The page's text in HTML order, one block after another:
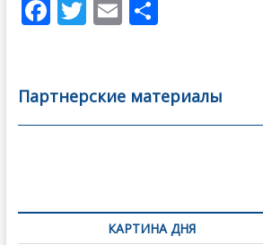
F
b
o
T
er
E
l
О
а
в
Партнерские материалы
по
КАРТИНА ДНЯ